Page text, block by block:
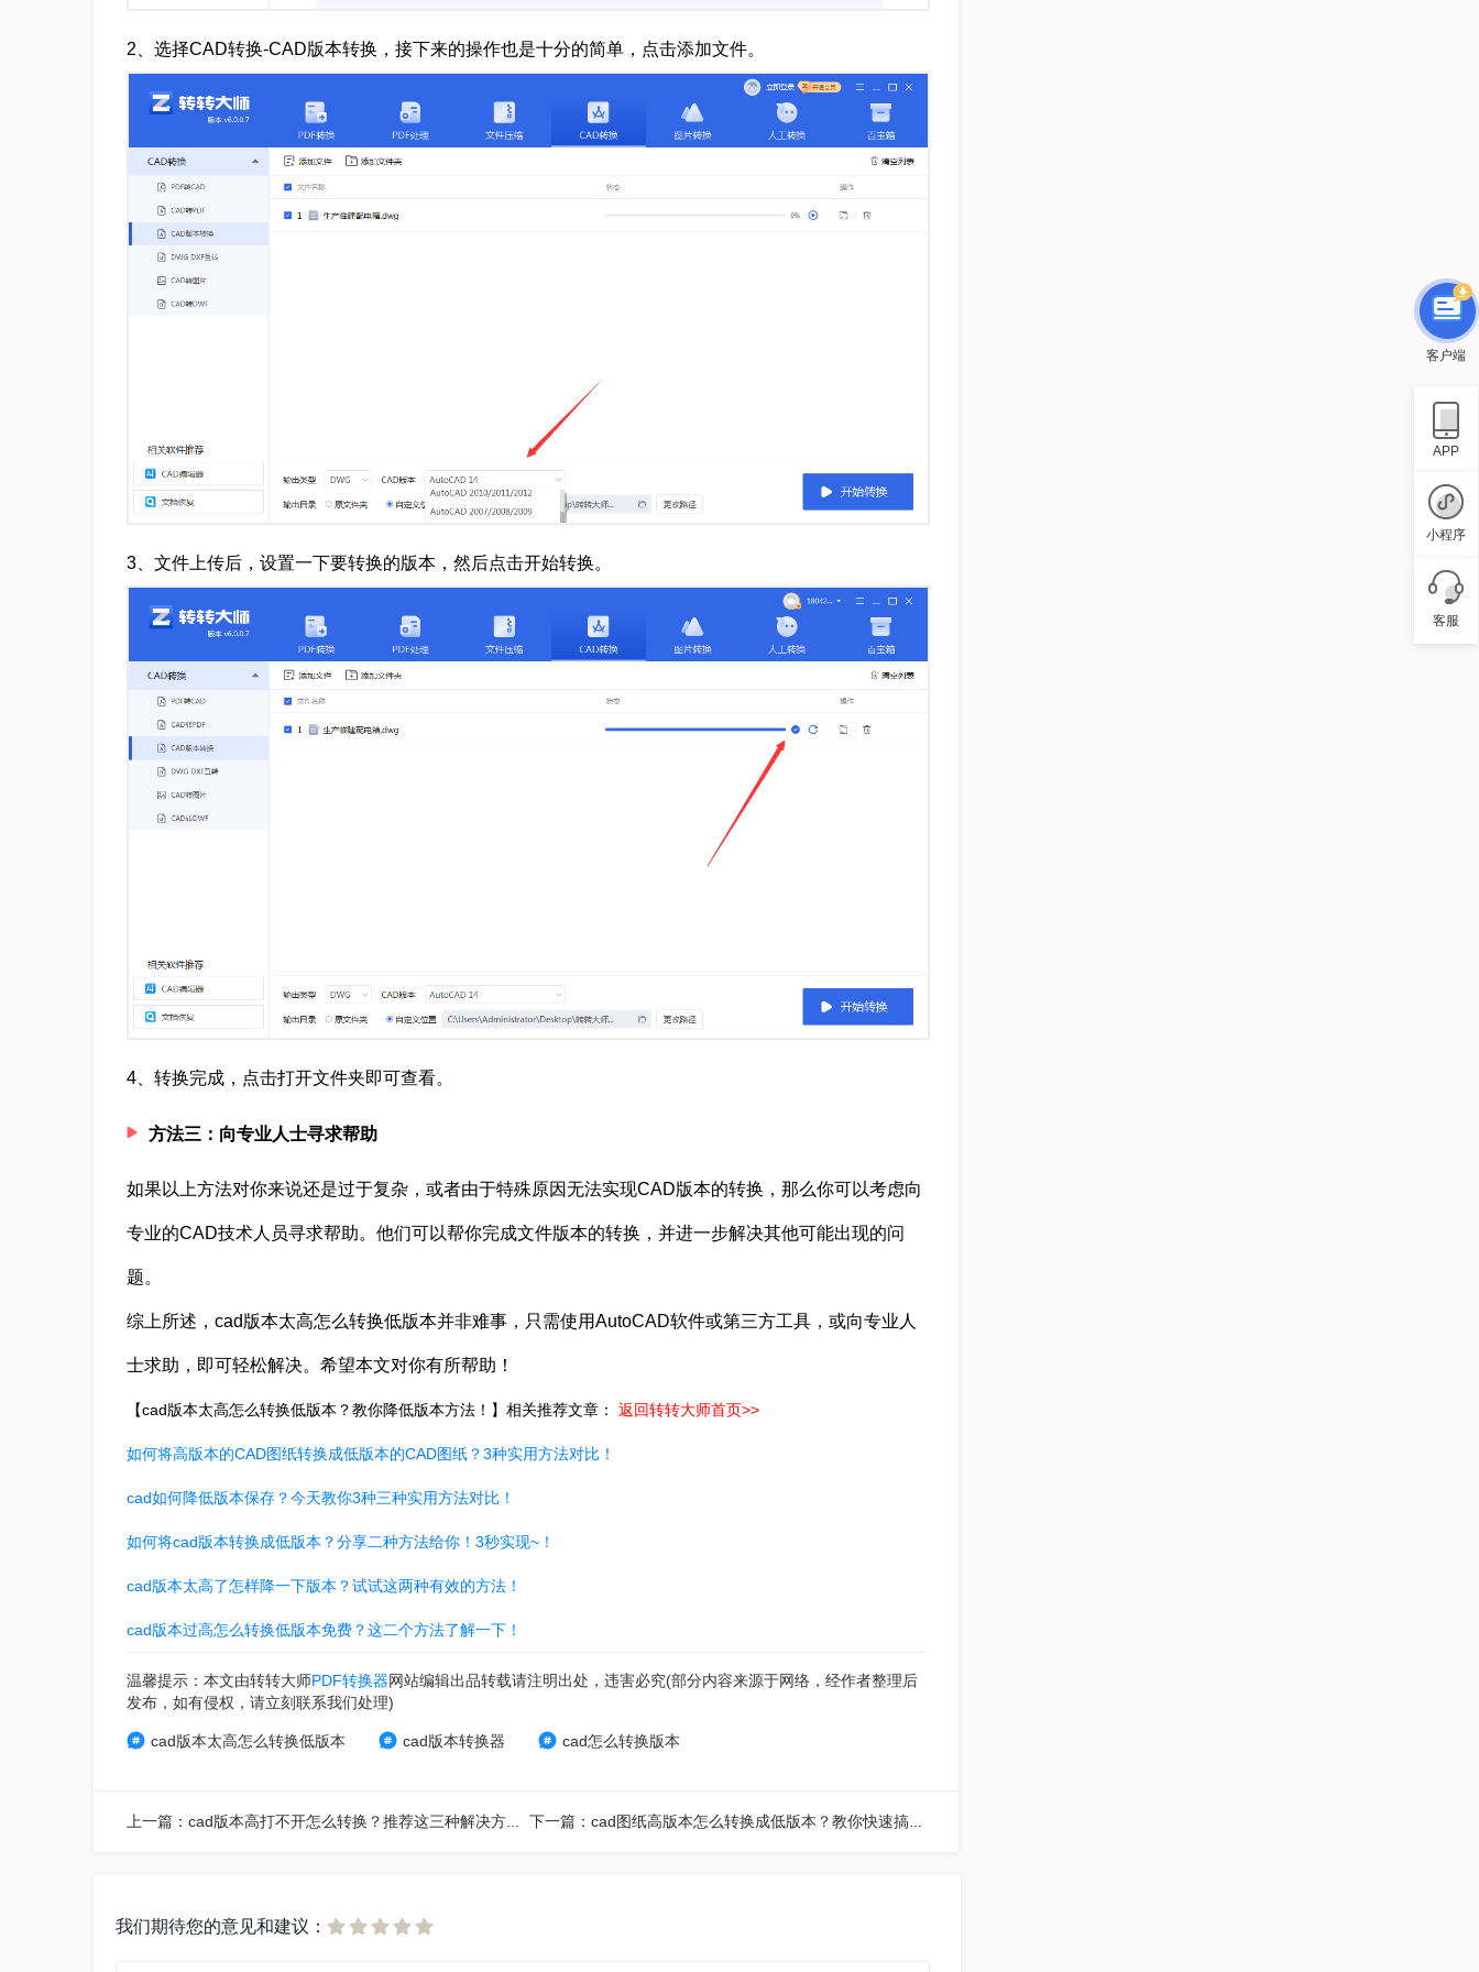
2、选择CAD转换-CAD版本转换，接下来的操作也是十分的简单，点击添加文件。
3、文件上传后，设置一下要转换的版本，然后点击开始转换。
4、转换完成，点击打开文件夹即可查看。
方法三：向专业人士寻求帮助
如果以上方法对你来说还是过于复杂，或者由于特殊原因无法实现CAD版本的转换，那么你可以考虑向
专业的CAD技术人员寻求帮助。他们可以帮你完成文件版本的转换，并进一步解决其他可能出现的问
题。
综上所述，cad版本太高怎么转换低版本并非难事，只需使用AutoCAD软件或第三方工具，或向专业人
士求助，即可轻松解决。希望本文对你有所帮助！
【cad版本太高怎么转换低版本？教你降低版本方法！】相关推荐文章： 返回转转大师首页>>
如何将高版本的CAD图纸转换成低版本的CAD图纸？3种实用方法对比！
cad如何降低版本保存？今天教你3种三种实用方法对比！
如何将cad版本转换成低版本？分享二种方法给你！3秒实现~！
cad版本太高了怎样降一下版本？试试这两种有效的方法！
cad版本过高怎么转换低版本免费？这二个方法了解一下！
温馨提示：本文由转转大师PDF转换器网站编辑出品转载请注明出处，违害必究(部分内容来源于网络，经作者整理后
发布，如有侵权，请立刻联系我们处理)
cad版本太高怎么转换低版本 cad版本转换器 cad怎么转换版本
上一篇：cad版本高打不开怎么转换？推荐这三种解决方法！ 下一篇：cad图纸高版本怎么转换成低版本？教你快速搞定！
我们期待您的意见和建议：
客户端
APP
小程序
客服